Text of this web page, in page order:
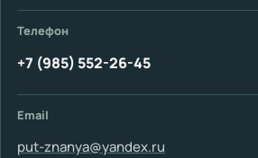
Телефон
+7 (985) 552-26-45
Email
put-znanya@yandex.ru